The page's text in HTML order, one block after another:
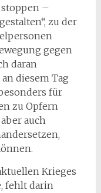
–
zu der
gegen
daran
diesem Tag
für
zu Opfern
auch
Krieges
fehlt darin